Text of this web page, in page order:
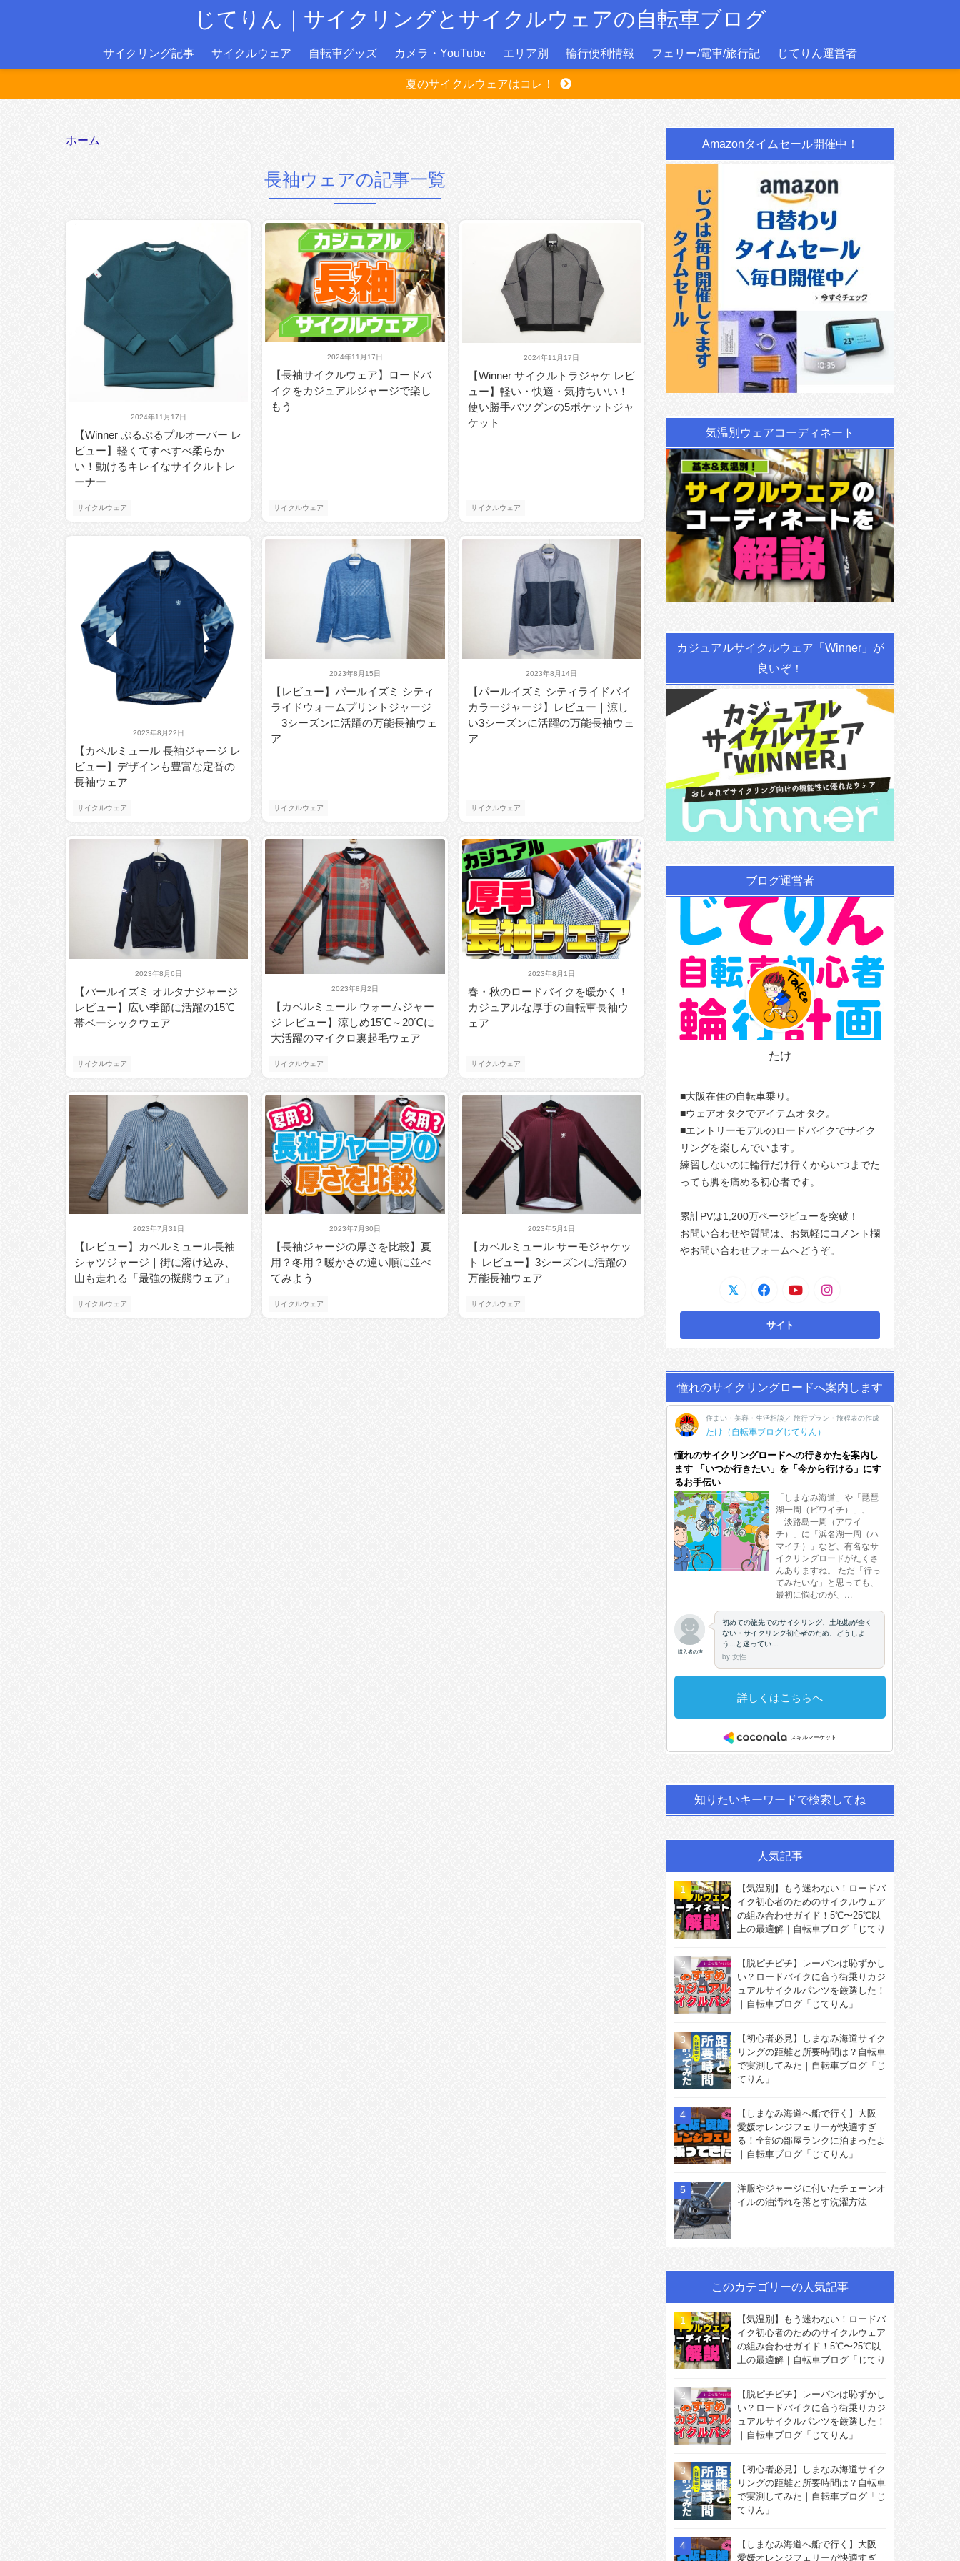
じてりん｜サイクリングとサイクルウェアの自転車ブログ
サイクリング記事 サイクルウェア 自転車グッズ カメラ・YouTube エリア別 輪行便利情報 フェリー/電車/旅行記 じてりん運営者
夏のサイクルウェアはコレ！
ホーム
長袖ウェアの記事一覧
サイクルウェア
2024年11月17日
【Winner ぷるぷるプルオーバー レ
ビュー】軽くてすべすべ柔らか
い！動けるキレイなサイクルトレ
ーナー
サイクルウェア
2024年11月17日
【長袖サイクルウェア】ロードバ
イクをカジュアルジャージで楽し
もう
サイクルウェア
2024年11月17日
【Winner サイクルトラジャケ レビ
ュー】軽い・快適・気持ちいい！
使い勝手バツグンの5ポケットジャ
ケット
サイクルウェア
2023年8月22日
【カペルミュール 長袖ジャージ レ
ビュー】デザインも豊富な定番の
長袖ウェア
サイクルウェア
2023年8月15日
【レビュー】パールイズミ シティ
ライドウォームプリントジャージ
｜3シーズンに活躍の万能長袖ウェ
ア
サイクルウェア
2023年8月14日
【パールイズミ シティライドバイ
カラージャージ】レビュー｜涼し
い3シーズンに活躍の万能長袖ウェ
ア
サイクルウェア
2023年8月6日
【パールイズミ オルタナジャージ
レビュー】広い季節に活躍の15℃
帯ベーシックウェア
サイクルウェア
2023年8月2日
【カペルミュール ウォームジャー
ジ レビュー】涼しめ15℃～20℃に
大活躍のマイクロ裏起毛ウェア
サイクルウェア
2023年8月1日
春・秋のロードバイクを暖かく！
カジュアルな厚手の自転車長袖ウ
ェア
サイクルウェア
2023年7月31日
【レビュー】カペルミュール長袖
シャツジャージ｜街に溶け込み、
山も走れる「最強の擬態ウェア」
サイクルウェア
2023年7月30日
【長袖ジャージの厚さを比較】夏
用？冬用？暖かさの違い順に並べ
てみよう
サイクルウェア
2023年5月1日
【カペルミュール サーモジャケッ
ト レビュー】3シーズンに活躍の
万能長袖ウェア
Amazonタイムセール開催中！
気温別ウェアコーディネート
カジュアルサイクルウェア「Winner」が
良いぞ！
ブログ運営者
たけ
■大阪在住の自転車乗り。
■ウェアオタクでアイテムオタク。
■エントリーモデルのロードバイクでサイク
リングを楽しんでいます。
練習しないのに輪行だけ行くからいつまでた
っても脚を痛める初心者です。
累計PVは1,200万ページビューを突破！
お問い合わせや質問は、お気軽にコメント欄
やお問い合わせフォームへどうぞ。
憧れのサイクリングロードへ案内します
知りたいキーワードで検索してね
人気記事
【気温別】もう迷わない！ロードバ
イク初心者のためのサイクルウェア
の組み合わせガイド！5℃〜25℃以
上の最適解｜自転車ブログ「じてり
【脱ピチピチ】レーパンは恥ずかし
い？ロードバイクに合う街乗りカジ
ュアルサイクルパンツを厳選した！
｜自転車ブログ「じてりん」
【初心者必見】しまなみ海道サイク
リングの距離と所要時間は？自転車
で実測してみた｜自転車ブログ「じ
てりん」
【しまなみ海道へ船で行く】大阪-
愛媛オレンジフェリーが快適すぎ
る！全部の部屋ランクに泊まったよ
｜自転車ブログ「じてりん」
洋服やジャージに付いたチェーンオ
イルの油汚れを落とす洗濯方法
このカテゴリーの人気記事
【気温別】もう迷わない！ロードバ
イク初心者のためのサイクルウェア
の組み合わせガイド！5℃〜25℃以
上の最適解｜自転車ブログ「じてり
【脱ピチピチ】レーパンは恥ずかし
い？ロードバイクに合う街乗りカジ
ュアルサイクルパンツを厳選した！
｜自転車ブログ「じてりん」
【初心者必見】しまなみ海道サイク
リングの距離と所要時間は？自転車
で実測してみた｜自転車ブログ「じ
てりん」
【しまなみ海道へ船で行く】大阪-
愛媛オレンジフェリーが快適すぎ